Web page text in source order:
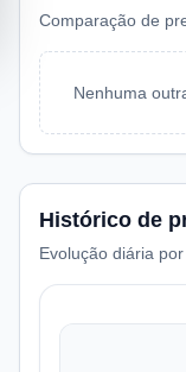
Comparação de
Nenhuma
Histórico de
Evolução diária por